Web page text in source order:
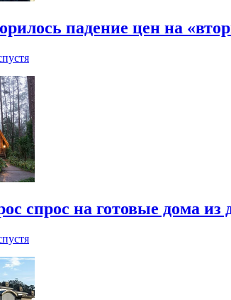
падение цен на
спрос на готовые дома из